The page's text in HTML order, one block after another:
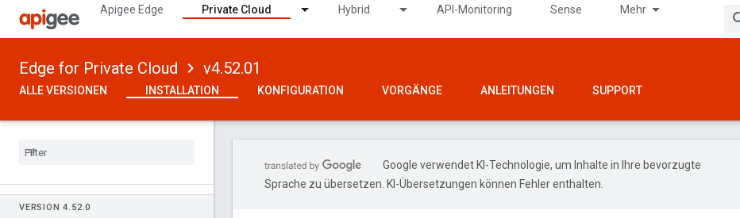
Apigee Edge Private Cloud Hybrid API-Monitoring Sense Mehr
Edge for Private Cloud v4.52.01
ALLE VERSIONEN INSTALLATION KONFIGURATION VORGÄNGE ANLEITUNGEN SUPPORT
VERSION 4. 52.0
Google verwendet KI-Technologie, um Inhalte in Ihre bevorzugte
Sprache zu übersetzen. KI-Übersetzungen können Fehler enthalten.